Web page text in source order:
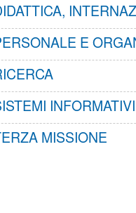
E
INFORMATIVI
MISSIONE